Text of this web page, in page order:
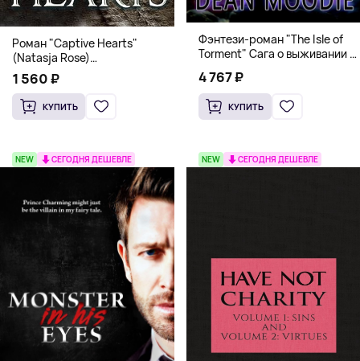
Роман "Captive Hearts"
(Natasja Rose)
Романтическое фэнтези
1 560 ₽
КУПИТЬ
Фэнтези-роман "The Isle of
Torment" Сага о выживании и
4 767 ₽
КУПИТЬ
NEW СЕГОДНЯ ДЕШЕВЛЕ NEW СЕГОДНЯ ДЕШЕВЛЕ